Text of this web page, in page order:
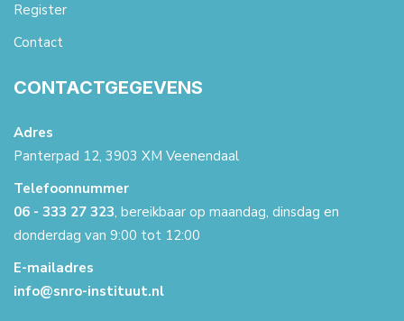
Register
Contact
CONTACTGEGEVENS
Adres
Panterpad 12, 3903 XM Veenendaal
Telefoonnummer
06 - 333 27 323, bereikbaar op maandag, dinsdag en
donderdag van 9:00 tot 12:00
E-mailadres
info@snro-instituut.nl